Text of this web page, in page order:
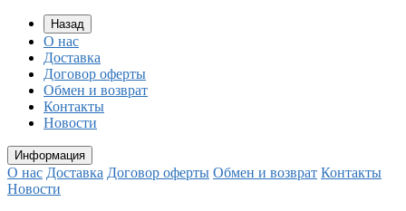
Назад
О нас
Доставка
Договор оферты
Обмен и возврат
Контакты
Новости
Информация
О нас Доставка Договор оферты Обмен и возврат Контакты
Новости